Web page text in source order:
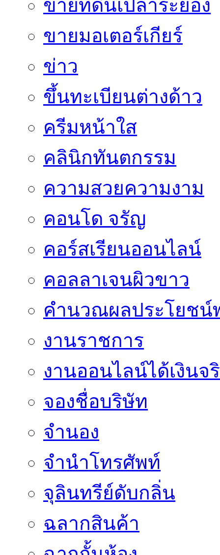
ขายที่ดินเปล่าระยอง
ขายมอเตอร์เกียร์
ข่าว
ขึ้นทะเบียนต่างด้าว
ครีมหน้าใส
คลินิกทันตกรรม
ความสวยความงาม
คอนโด จรัญ
คอร์สเรียนออนไลน์
คอลลาเจนผิวขาว
คำนวณผลประโยชน์
งานราชการ
งานออนไลน์ได้เงินจ
จองชื่อบริษัท
จำนอง
จำนำโทรศัพท์
จุลินทรีย์ดับกลิ่น
ฉลากสินค้า